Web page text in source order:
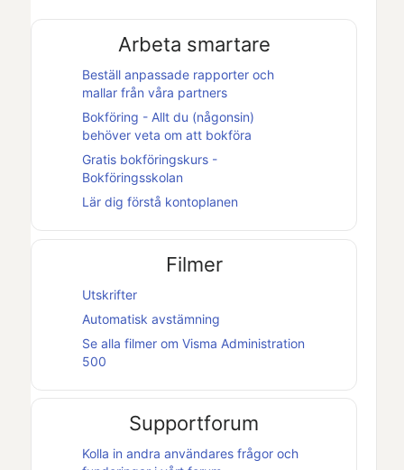
Arbeta smartare
Beställ anpassade rapporter och
mallar från våra partners
Bokföring - Allt du (någonsin)
behöver veta om att bokföra
Gratis bokföringskurs -
Bokföringsskolan
Lär dig förstå kontoplanen
Filmer
Utskrifter
Automatisk avstämning
Se alla filmer om Visma Administration
500
Supportforum
Kolla in andra användares frågor och